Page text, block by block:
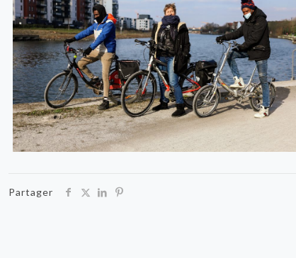
Partager